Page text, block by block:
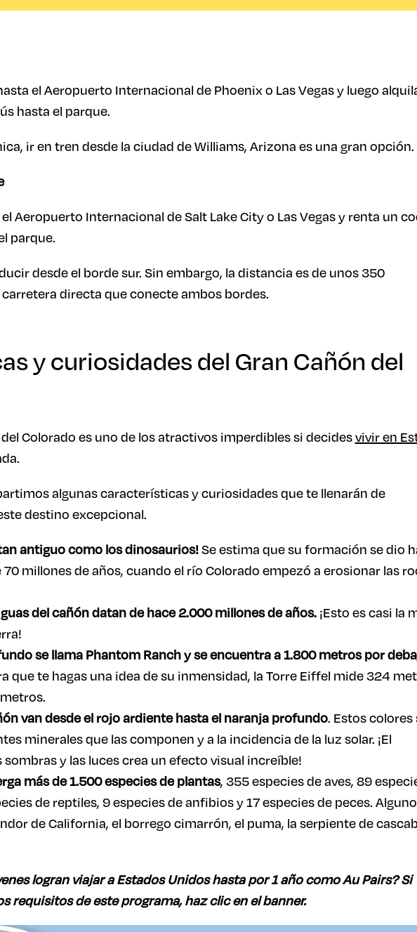
el Aeropuerto Internacional de Phoenix o Las Vegas y luego
hasta el parque.
ir en tren desde la ciudad de Williams, Arizona es una gran opción.
Aeropuerto Internacional de Salt Lake City o Las Vegas y renta un
parque.
desde el borde sur. Sin embargo, la distancia es de unos 350
directa que conecte ambos bordes.
y curiosidades del Gran Cañón del
Colorado es uno de los atractivos imperdibles si decidesvivir en
algunas características y curiosidades que te llenarán de
destino excepcional.
antiguo como los dinosaurios!Se estima que su formación se dio
millones de años, cuando el río Colorado empezó a erosionar las
del cañón datan de hace 2.000 millones de años.¡Esto es casi la
se llama Phantom Ranch y se encuentra a 1.800 metros por
que te hagas una idea de su inmensidad, la Torre Eiffel mide 324
vandesde el rojo ardiente hasta el naranja profundo. Estos colores
minerales que las componen y a la incidencia de la luz solar. ¡El
y las luces crea un efecto visual increíble!
más de 1.500 especies de plantas, 355 especies de aves, 89
de reptiles, 9 especies de anfibios y 17 especies de peces.
de California, el borrego cimarrón, el puma, la serpiente de
logran viajar a Estados Unidos hasta por 1 año como Au Pairs? Si
requisitos de este programa, haz clic en el banner.